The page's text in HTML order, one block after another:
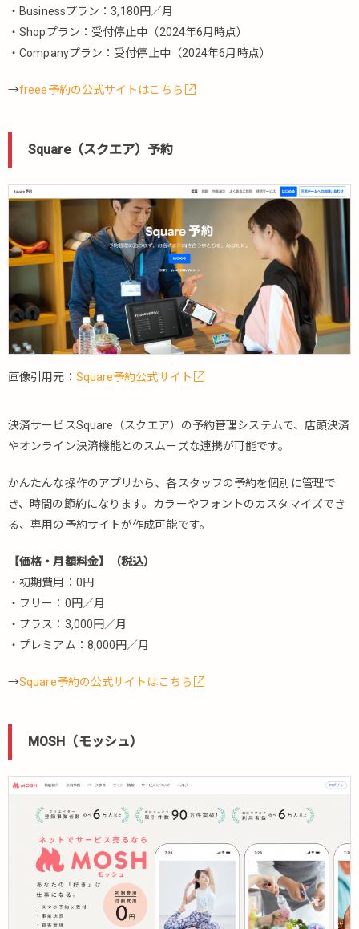
ジー）
5.7.
多言
応に
シス
5.7.1.
coYOYAKU（コ
ヨヤク）
5.7.2.
UbqBooking（ユ
ービーキューブ
ッキング）
5.7.3.
upnow（ア
ップナウ）
院・
クリ
クに
特化
した
予約
テム
RESERVA
md
カル革
5.8.3.
3Bees（ス
ズ）
5.8.4.
5.8.5.
ドクタ
ーキュ
ーブ
・Businessプラン：3,180円／月
・Shopプラン：受付停止中（2024年6月時点）
・Companyプラン：受付停止中（2024年6月時点）
→freee予約の公式サイトはこちら
Square（スクエア）予約
画像引用元： Square予約公式サイト
決済サービスSquare（スクエア）の予約管理システムで、店頭決済
やオンライン決済機能とのスムーズな連携が可能です。
かんたんな操作のアプリから、各スタッフの予約を個別に管理で
き、時間の節約になります。カラーやフォントのカスタマイズでき
る、専用の予約サイトが作成可能です。
【価格・月額料金】（税込）
・初期費用：0円
・フリー：0円／月
・プラス：3,000円／月
・プレミアム：8,000円／月
→Square予約の公式サイトはこちら
MOSH（モッシュ）